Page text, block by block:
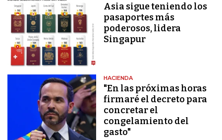
Asia sigue teniendo los
pasaportes más
poderosos, lidera
Singapur
HACIENDA
"En las próximas horas
firmaré el decreto para
concretar el
congelamiento del
gasto"